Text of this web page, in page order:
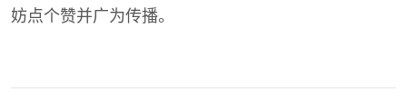
妨点个赞并广为传播。